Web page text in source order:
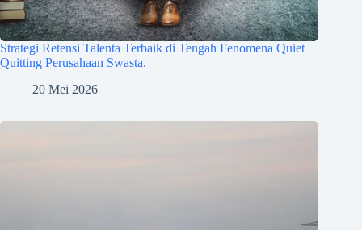
Strategi Retensi Talenta Terbaik di Tengah Fenomena Quiet
Quitting Perusahaan Swasta.
20 Mei 2026